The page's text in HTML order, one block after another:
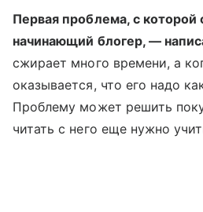
Первая проблема, с которой
начинающий блогер, —
сжирает много времени, а
оказывается, что его надо
Проблему может решить
читать с него еще нужно